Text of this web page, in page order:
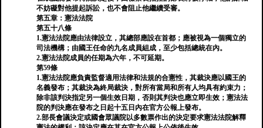
不妨礙對他提起訴訟，也不會阻止他繼續受審。
第五章：憲法法院
第五十八條
1.憲法法院應由法律設立，其總部應設在首都；應被視為一個獨立的
司法機構；由國王任命的九名成員組成，至少包括總統在內。
2.憲法法院成員的任期為六年，不可延期。
第59條
1.憲法法院應負責監督適用法律和法規的合憲性，其裁決應以國王的
名義發布；其裁決為終局裁決，對所有當局和所有人均具有約束力；
除非該判決指定另一個生效日期，否則其判決也應立即生效；憲法法
院的判決應在發布之日起十五日內在官方公報上發布。
2.部長會議決定或國會眾議院以多數票作出的決定要求憲法法院解釋